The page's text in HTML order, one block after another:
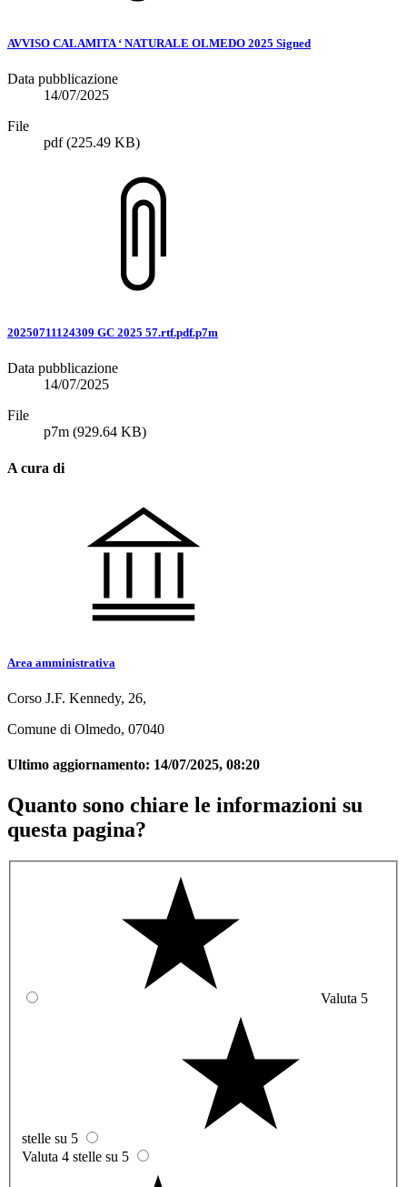
AVVISO CALAMITA ‘ NATURALE OLMEDO 2025 Signed
Data pubblicazione
14/07/2025
File
pdf(225.49 KB)
20250711124309 GC 2025 57.rtf.pdf.p7m
Data pubblicazione
14/07/2025
File
p7m (929.64 KB)
A cura di
Area amministrativa
Corso J.F. Kennedy, 26,
Comune di Olmedo, 07040
Ultimo aggiornamento: 14/07/2025, 08:20
Quanto sono chiare le informazioni su
questa pagina?
Valuta 5
stelle su 5
Valuta 4 stelle su 5